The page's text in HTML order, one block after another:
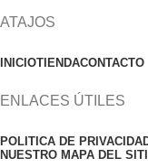
ATAJOS
INICIOTIENDACONTACTO
ENLACES ÚTILES
POLITICA DE
NUESTRO MAPA DEL